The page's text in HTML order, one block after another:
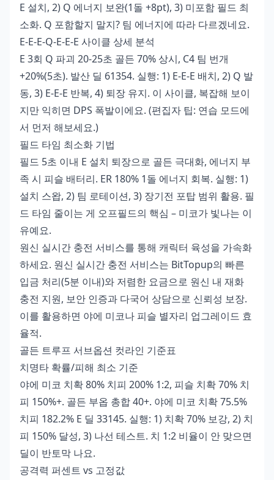
E 설치, 2) Q 에너지 보완(1돌 +8pt), 3) 미포함 필드 최
소화. Q 포함할지 말지? 팀 에너지에 따라 다르겠네요.
E-E-E-Q-E-E-E 사이클 상세 분석
E 3회 Q 파괴 20-25초 골든 70% 상시, C4 팀 번개
+20%(5초). 발산 딜 61354. 실행: 1) E-E-E 배치, 2) Q 발
동, 3) E-E-E 반복, 4) 퇴장 유지. 이 사이클, 복잡해 보이
지만 익히면 DPS 폭발이에요. (편집자 팁: 연습 모드에
서 먼저 해보세요.)
필드 타임 최소화 기법
필드 5초 이내 E 설치 퇴장으로 골든 극대화, 에너지 부
족 시 피슬 배터리. ER 180% 1돌 에너지 회복. 실행: 1)
설치 스왑, 2) 팀 로테이션, 3) 장기전 포탑 범위 활용. 필
드 타임 줄이는 게 오프필드의 핵심 – 미코가 빛나는 이
유예요.
원신 실시간 충전 서비스를 통해 캐릭터 육성을 가속화
하세요. 원신 실시간 충전 서비스는 BitTopup의 빠른
입금 처리(5분 이내)와 저렴한 요금으로 원신 내 재화
충전 지원, 보안 인증과 다국어 상담으로 신뢰성 보장.
이를 활용하면 야에 미코나 피슬 별자리 업그레이드 효
율적.
골든 트루프 서브옵션 컷라인 기준표
치명타 확률/피해 최소 기준
야에 미코 치확 80% 치피 200% 1:2, 피슬 치확 70% 치
피 150%+. 골든 부옵 총합 40+. 야에 미코 치확 75.5%
치피 182.2% E 딜 33145. 실행: 1) 치확 70% 보강, 2) 치
피 150% 달성, 3) 나선 테스트. 치 1:2 비율이 안 맞으면
딜이 반토막 나요.
공격력 퍼센트 vs 고정값